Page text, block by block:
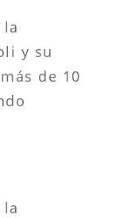
la
y su
de 10